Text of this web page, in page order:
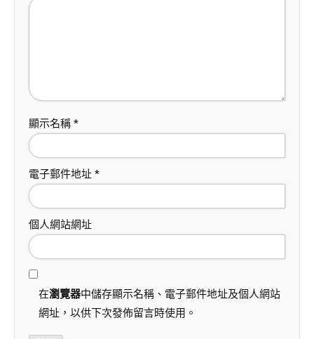
顯示名稱 *
電子郵件地址 *
個人網站網址
在瀏覽器中儲存顯示名稱、電子郵件地址及個人網站
網址，以供下次發佈留言時使用。